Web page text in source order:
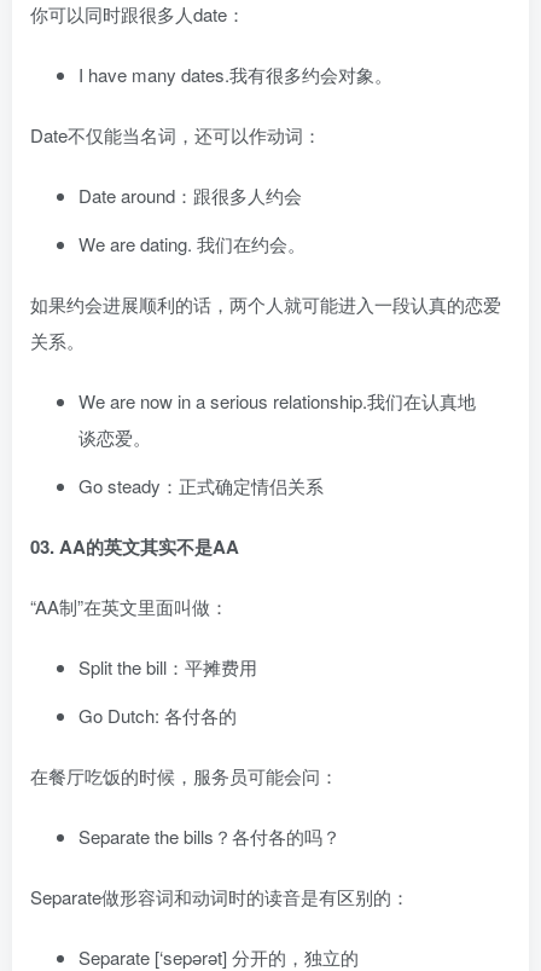
你可以同时跟很多人date：
I have many dates.我有很多约会对象。
Date不仅能当名词，还可以作动词：
Date around：跟很多人约会
We are dating. 我们在约会。
如果约会进展顺利的话，两个人就可能进入一段认真的恋爱
关系。
We are now in a serious relationship.我们在认真地
谈恋爱。
Go steady：正式确定情侣关系
03. AA的英文其实不是AA
“AA制”在英文里面叫做：
Split the bill：平摊费用
Go Dutch: 各付各的
在餐厅吃饭的时候，服务员可能会问：
Separate the bills？各付各的吗？
Separate做形容词和动词时的读音是有区别的：
Separate [‘sepərət] 分开的，独立的